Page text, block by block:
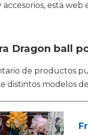
accesorios, esta
Dragon ball
de productos
distintos modelos